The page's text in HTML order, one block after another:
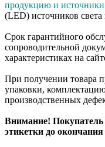
продукцию и источники
(LED) источников
Срок гарантийного
сопроводительной
характеристиках на
При получении товара
упаковки,
производственных
Внимание! Покупатель
этикетки до